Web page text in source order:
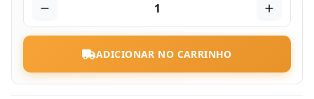
1
ADICIONAR NO CARRINHO